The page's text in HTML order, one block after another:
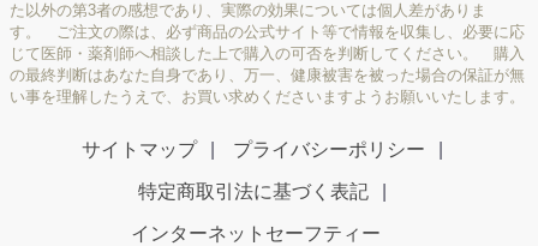
た以外の第3者の感想であり、実際の効果については個人差がありま
す。 ご注文の際は、必ず商品の公式サイト等で情報を収集し、必要に応
じて医師・薬剤師へ相談した上で購入の可否を判断してください。 購入
の最終判断はあなた自身であり、万一、健康被害を被った場合の保証が無
い事を理解したうえで、お買い求めくださいますようお願いいたします。
サイトマップ プライバシーポリシー
特定商取引法に基づく表記
インターネットセーフティー